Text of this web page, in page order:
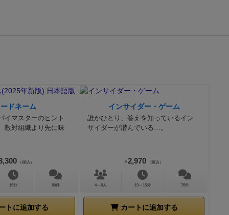
ドネーム
イマスターのヒント
敵対組織より先に味
（税込）
15分 80件
トに追加する
インサイダー・ゲーム
誰かひとり、答えを知っているイン
サイダーが潜んでいる…。
¥ 2,970 （税込）
4～8人 10～15分 76件
カートに追加する